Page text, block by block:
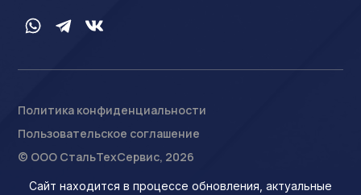
Сайт находится в процессе обновления, актуальные
Политика конфиденциальности
Пользовательское соглашение
© ООО СтальТехСервис, 2026
На сайте осуществляется обработка пользовательских
Условиями обработки пользовательских данных
Ознакомлен